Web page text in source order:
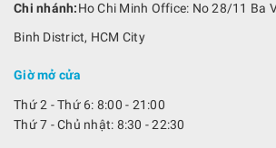
Chi nhánh:Ho Chi Minh Office: No 28/11 Ba
Binh District, HCM City
Giờ mở cửa
Thứ 2 - Thứ 6: 8:00 - 21:00
Thứ 7 - Chủ nhật: 8:30 - 22:30